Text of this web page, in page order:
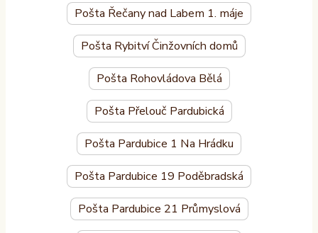
Pošta Řečany nad Labem 1. máje
Pošta Rybitví Činžovních domů
Pošta Rohovládova Bělá
Pošta Přelouč Pardubická
Pošta Pardubice 1 Na Hrádku
Pošta Pardubice 19 Poděbradská
Pošta Pardubice 21 Průmyslová